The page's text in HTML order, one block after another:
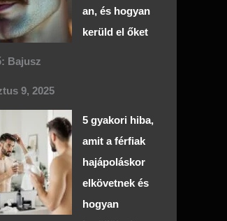
an, és hogyan
kerüld el őket
Bajusz
9, 2025
5 gyakori hiba,
amit a férfiak
hajápoláskor
elkövetnek és
hogyan